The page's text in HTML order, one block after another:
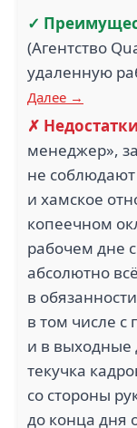
✓
(Агентство
удаленную
Далее →
✗ Недостатки
менеджер»,
не
и хамское
копеечном
рабочем дне
абсолютно
в
в том числе с
и в выходные
текучка
со стороны
до конца дня